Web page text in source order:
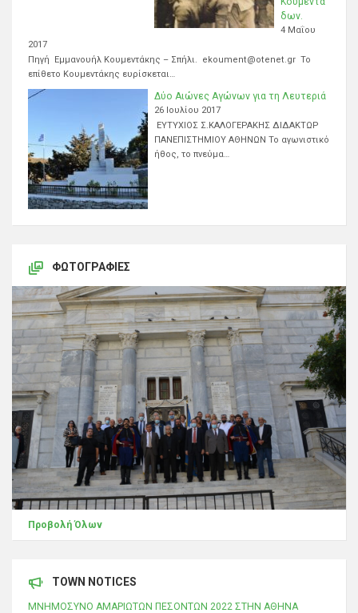
δων.
4 Μαΐου
2017
Πηγή Εμμανουήλ Κουμεντάκης – Σπήλι. ekoument@otenet.gr Το
επίθετο Κουμεντάκης ευρίσκεται…
Δύο Αιώνες Αγώνων για τη Λευτεριά
26 Ιουλίου 2017
ΕΥΤΥΧΙΟΣ Σ.ΚΑΛΟΓΕΡΑΚΗΣ ΔΙΔΑΚΤΩΡ
ΠΑΝΕΠΙΣΤΗΜΙΟΥ ΑΘΗΝΩΝ Το αγωνιστικό
ήθος, το πνεύμα…
ΦΩΤΟΓΡΑΦΊΕΣ
Προβολή Όλων
TOWN NOTICES
ΜΝΗΜΟΣΥΝΟ ΑΜΑΡΙΩΤΩΝ ΠΕΣΟΝΤΩΝ 2022 ΣΤΗΝ ΑΘΗΝΑ